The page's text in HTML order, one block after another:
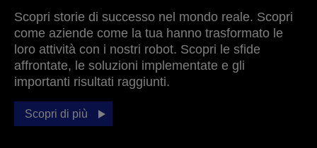
Scopri storie di successo nel mondo reale. Scopri
come aziende come la tua hanno trasformato le
loro attività con i nostri robot. Scopri le sfide
affrontate, le soluzioni implementate e gli
importanti risultati raggiunti.
Scopri di più